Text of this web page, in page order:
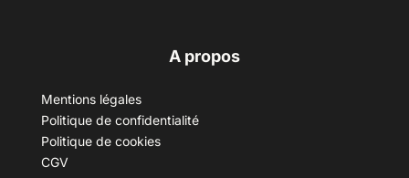
A propos
Mentions légales
Politique de confidentialité
Politique de cookies
CGV